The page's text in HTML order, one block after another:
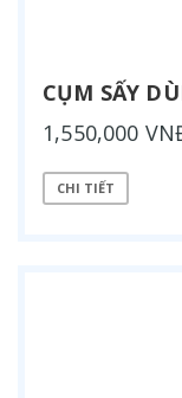
CỤM SẤY
1,550,000
CHI TIẾT